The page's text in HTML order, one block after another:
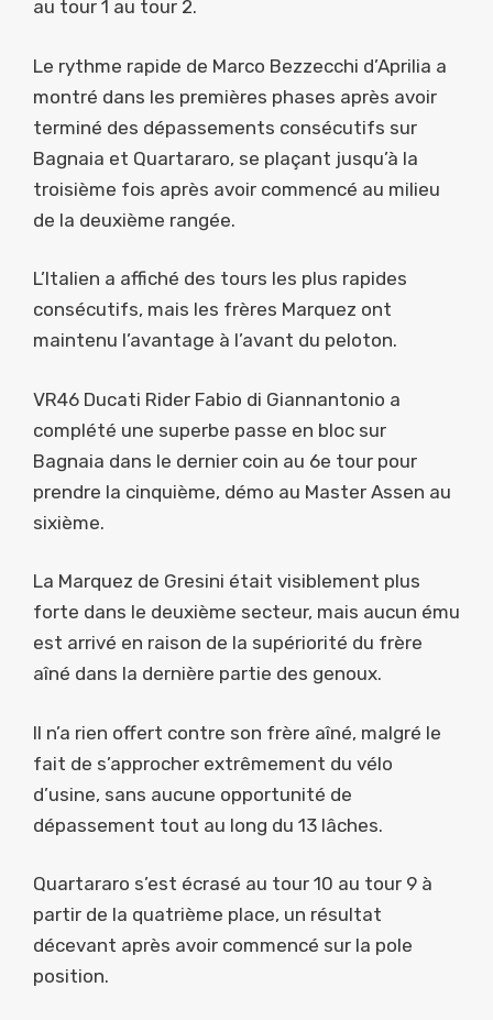
au tour 1 au tour 2.
Le rythme rapide de Marco Bezzecchi d’Aprilia a
montré dans les premières phases après avoir
terminé des dépassements consécutifs sur
Bagnaia et Quartararo, se plaçant jusqu’à la
troisième fois après avoir commencé au milieu
de la deuxième rangée.
L’Italien a affiché des tours les plus rapides
consécutifs, mais les frères Marquez ont
maintenu l’avantage à l’avant du peloton.
VR46 Ducati Rider Fabio di Giannantonio a
complété une superbe passe en bloc sur
Bagnaia dans le dernier coin au 6e tour pour
prendre la cinquième, démo au Master Assen au
sixième.
La Marquez de Gresini était visiblement plus
forte dans le deuxième secteur, mais aucun ému
est arrivé en raison de la supériorité du frère
aîné dans la dernière partie des genoux.
Il n’a rien offert contre son frère aîné, malgré le
fait de s’approcher extrêmement du vélo
d’usine, sans aucune opportunité de
dépassement tout au long du 13 lâches.
Quartararo s’est écrasé au tour 10 au tour 9 à
partir de la quatrième place, un résultat
décevant après avoir commencé sur la pole
position.